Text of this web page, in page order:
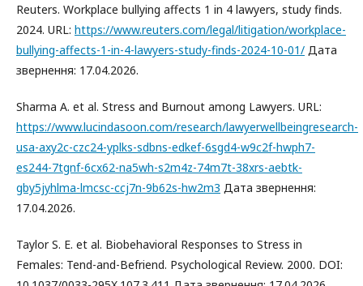
Reuters. Workplace bullying affects 1 in 4 lawyers, study finds.
2024. URL: https://www.reuters.com/legal/litigation/workplace-
bullying-affects-1-in-4-lawyers-study-finds-2024-10-01/ Дата
звернення: 17.04.2026.
Sharma A. et al. Stress and Burnout among Lawyers. URL:
https://www.lucindasoon.com/research/lawyerwellbeingresearch-
usa-axy2c-czc24-yplks-sdbns-edkef-6sgd4-w9c2f-hwph7-
es244-7tgnf-6cx62-na5wh-s2m4z-74m7t-38xrs-aebtk-
gby5jyhlma-lmcsc-ccj7n-9b62s-hw2m3 Дата звернення:
17.04.2026.
Taylor S. E. et al. Biobehavioral Responses to Stress in
Females: Tend-and-Befriend. Psychological Review. 2000. DOI: